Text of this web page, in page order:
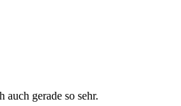
gerade so sehr.